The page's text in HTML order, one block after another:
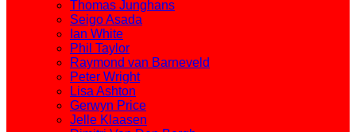
Thomas Junghans
Seigo Asada
Ian White
Phil Taylor
Raymond van Barneveld
Peter Wright
Lisa Ashton
Gerwyn Price
Jelle Klaasen